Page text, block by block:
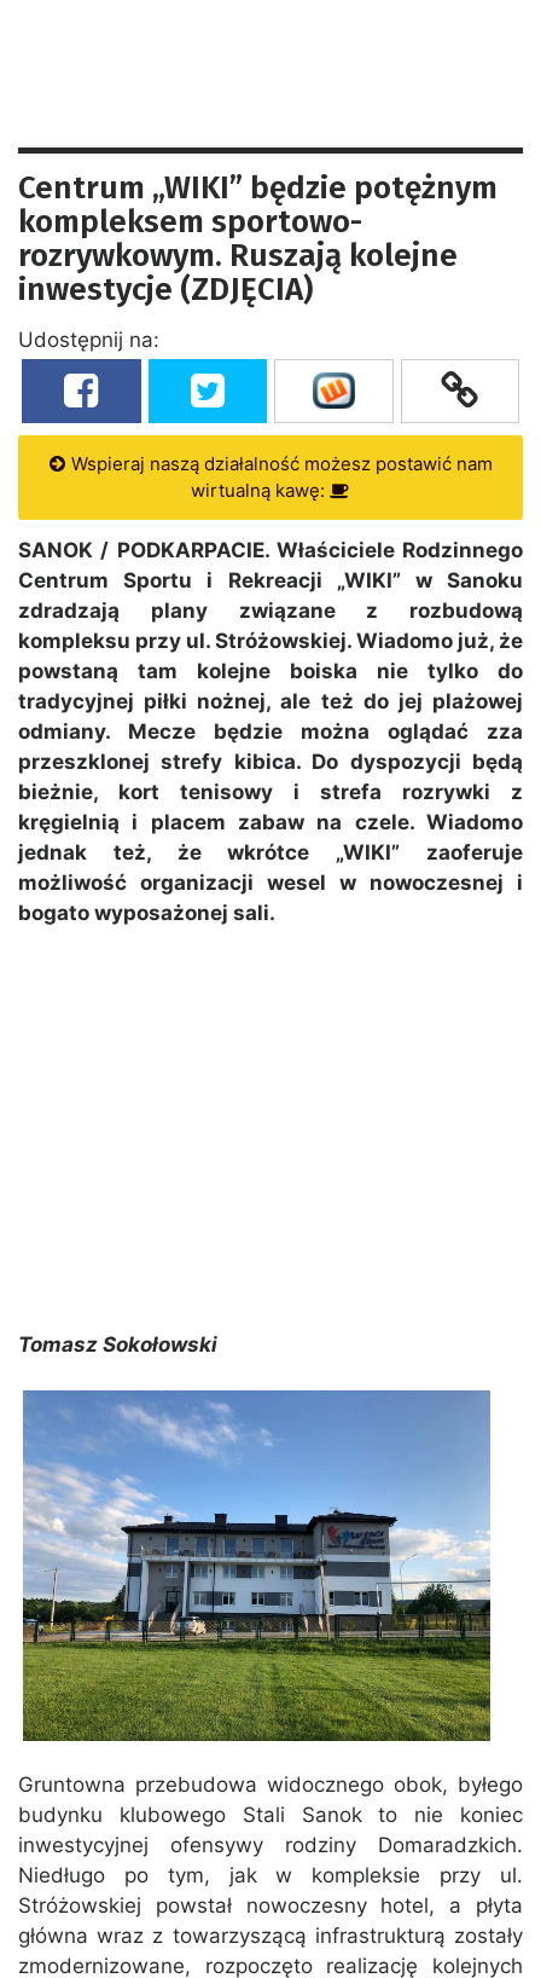
Centrum „WIKI” będzie potężnym
kompleksem sportowo-
rozrywkowym. Ruszają kolejne
inwestycje (ZDJĘCIA)
Udostępnij na:
Wspieraj naszą działalność możesz postawić nam
wirtualną kawę:
SANOK / PODKARPACIE. Właściciele Rodzinnego
Centrum Sportu i Rekreacji „WIKI” w Sanoku
zdradzają plany związane z rozbudową
kompleksu przy ul. Stróżowskiej. Wiadomo już, że
powstaną tam kolejne boiska nie tylko do
tradycyjnej piłki nożnej, ale też do jej plażowej
odmiany. Mecze będzie można oglądać zza
przeszklonej strefy kibica. Do dyspozycji będą
bieżnie, kort tenisowy i strefa rozrywki z
kręgielnią i placem zabaw na czele. Wiadomo
jednak też, że wkrótce „WIKI” zaoferuje
możliwość organizacji wesel w nowoczesnej i
bogato wyposażonej sali.
Tomasz Sokołowski
Gruntowna przebudowa widocznego obok, byłego
budynku klubowego Stali Sanok to nie koniec
inwestycyjnej ofensywy rodziny Domaradzkich.
Niedługo po tym, jak w kompleksie przy ul.
Stróżowskiej powstał nowoczesny hotel, a płyta
główna wraz z towarzyszącą infrastrukturą zostały
zmodernizowane, rozpoczęto realizację kolejnych